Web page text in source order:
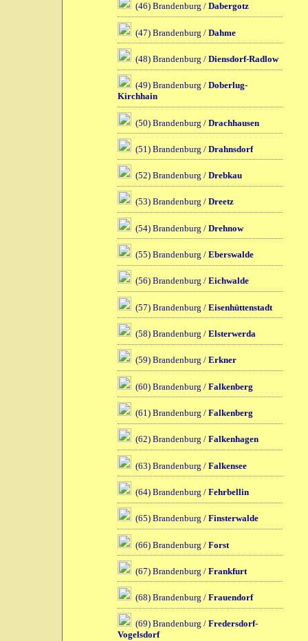
(46) Brandenburg / Dabergotz
(47) Brandenburg / Dahme
(48) Brandenburg / Diensdorf-Radlow
(49) Brandenburg / Doberlug-
Kirchhain
(50) Brandenburg / Drachhausen
(51) Brandenburg / Drahnsdorf
(52) Brandenburg / Drebkau
(53) Brandenburg / Dreetz
(54) Brandenburg / Drehnow
(55) Brandenburg / Eberswalde
(56) Brandenburg / Eichwalde
(57) Brandenburg / Eisenhüttenstadt
(58) Brandenburg / Elsterwerda
(59) Brandenburg / Erkner
(60) Brandenburg / Falkenberg
(61) Brandenburg / Falkenberg
(62) Brandenburg / Falkenhagen
(63) Brandenburg / Falkensee
(64) Brandenburg / Fehrbellin
(65) Brandenburg / Finsterwalde
(66) Brandenburg / Forst
(67) Brandenburg / Frankfurt
(68) Brandenburg / Frauendorf
(69) Brandenburg / Fredersdorf-
Vogelsdorf